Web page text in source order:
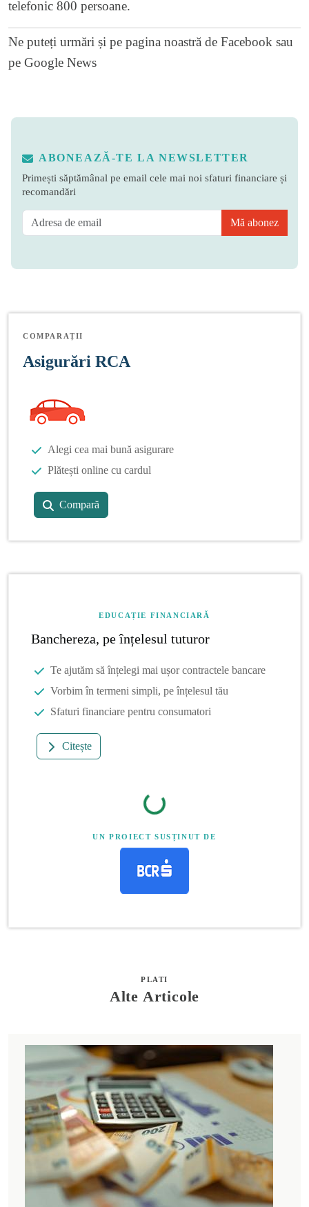
telefonic 800 persoane.
Ne puteți urmări și pe pagina noastră de Facebook sau
pe Google News
ABONEAZĂ-TE LA NEWSLETTER
Primești săptămânal pe email cele mai noi sfaturi financiare și
recomandări
Mă abonez
COMPARAȚII
Asigurări RCA
Alegi cea mai bună asigurare
Plătești online cu cardul
Compară
EDUCAȚIE FINANCIARĂ
Banchereza, pe înțelesul tuturor
Te ajutăm să înțelegi mai ușor contractele bancare
Vorbim în termeni simpli, pe înțelesul tău
Sfaturi financiare pentru consumatori
Citește
UN PROIECT SUSȚINUT DE
PLATI
Alte Articole